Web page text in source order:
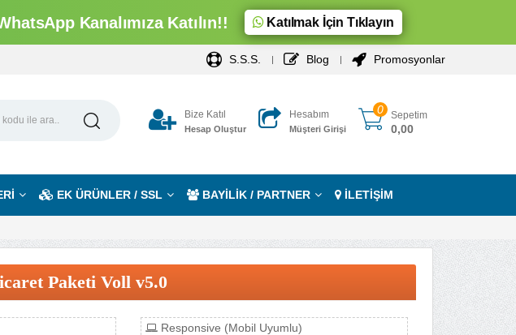
Kanalımıza Katılın!! Katılmak İçin Tıklayın
S.S.S. Blog Promosyonlar
Bize Katıl
Hesap Oluştur
Hesabım
Müşteri Girişi
0 Sepetim
0,00
EK ÜRÜNLER / SSL BAYİLİK / PARTNER İLETİŞİM
Paketi Voll v5.0
Responsive (Mobil Uyumlu)